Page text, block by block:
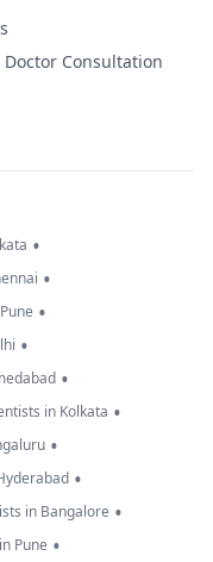
Consultation
•
•
•
•
•
in Kolkata •
•
•
in Bangalore •
Pune •